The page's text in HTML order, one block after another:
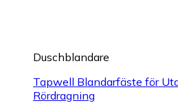
Duschblandare
Tapwell Blandarfäste för
Rördragning